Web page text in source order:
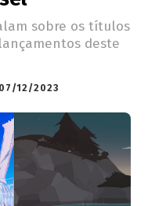
sobre os títulos
deste
07/12/2023